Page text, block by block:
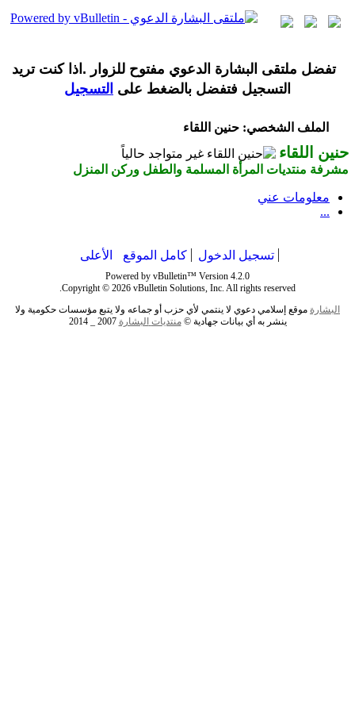
تفضل ملتقى البشارة الدعوي مفتوح للزوار .اذا كنت تريد
التسجيل فتفضل بالضغط على التسجيل
الملف الشخصي: حنين اللقاء
حنين اللقاء
مشرفة منتديات المرأة المسلمة والطفل وركن المنزل
معلومات عني
...
تسجيل الدخول كامل الموقع الأعلى
Powered by vBulletin™ Version 4.2.0
Copyright © 2026 vBulletin Solutions, Inc. All rights reserved.
البشارة موقع إسلامي دعوي لا ينتمي لأي حزب أو جماعه ولا يتبع مؤسسات حكومية ولا
ينشر به أي بيانات جهادية © منتديات البشارة 2007 _ 2014